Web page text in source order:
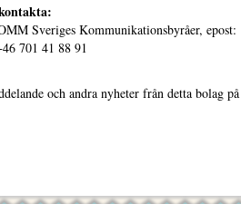
Sveriges Kommunikationsbyråer, epost:
701 41 88 91
och andra nyheter från detta bolag